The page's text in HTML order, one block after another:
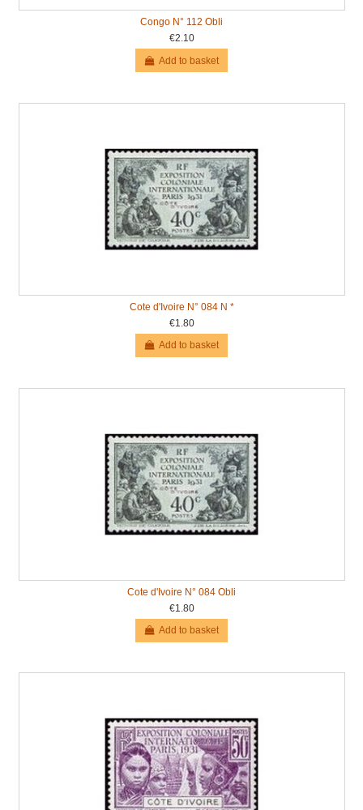
Congo N° 112 Obli
€2.10
Add to basket
Cote d'Ivoire N° 084 N *
€1.80
Add to basket
Cote d'Ivoire N° 084 Obli
€1.80
Add to basket